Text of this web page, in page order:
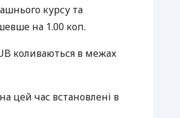
курсу та
на 1.00 коп.
коливаються в межах
на цей час встановлені в